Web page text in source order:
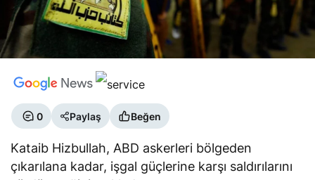
0 Paylaş Beğen
Kataib Hizbullah, ABD askerleri bölgeden
çıkarılana kadar, işgal güçlerine karşı saldırılarını